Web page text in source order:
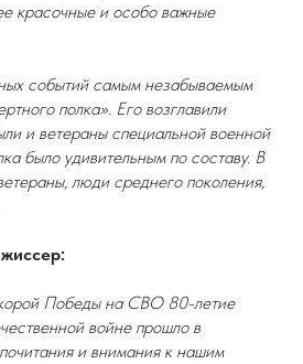
красочные и особо важные
событий самым незабываемым
полка». Его возглавили
и ветераны специальной военной
было удивительным по составу. В
люди среднего поколения,
Победы на СВО 80-летие
войне прошло в
и внимания к нашим